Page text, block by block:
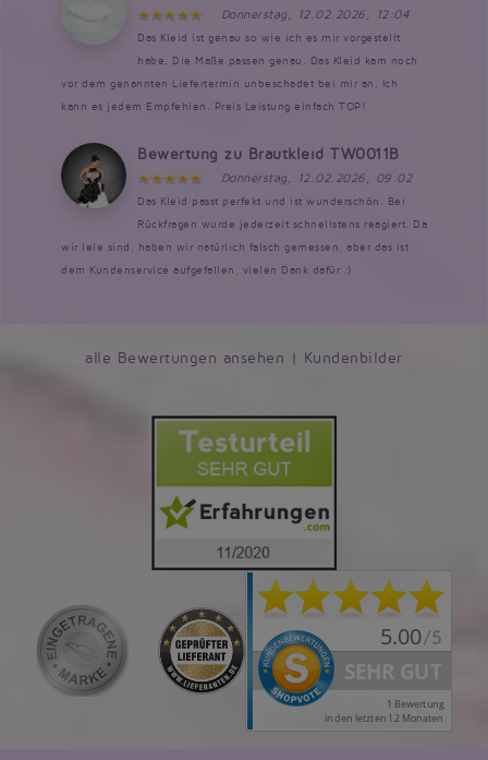
Donnerstag, 12.02.2026, 12:04
Das Kleid ist genau so wie ich es mir vorgestellt
habe. Die Maße passen genau. Das Kleid kam noch
vor dem genannten Liefertermin unbeschadet bei mir an. Ich
kann es jedem Empfehlen. Preis Leistung einfach TOP!
Bewertung zu Brautkleid TW0011B
Donnerstag, 12.02.2026, 09:02
Das Kleid passt perfekt und ist wunderschön. Bei
Rückfragen wurde jederzeit schnellstens reagiert. Da
wir leie sind, haben wir natürlich falsch gemessen, aber das ist
dem Kundenservice aufgefallen, vielen Dank dafür :)
alle Bewertungen ansehen | Kundenbilder